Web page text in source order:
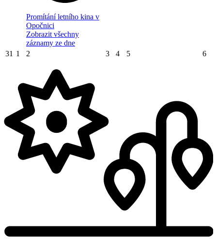
Promítání letního kina v
Opočnici
Zobrazit všechny
záznamy ze dne
31 1 2 3 4 5 6